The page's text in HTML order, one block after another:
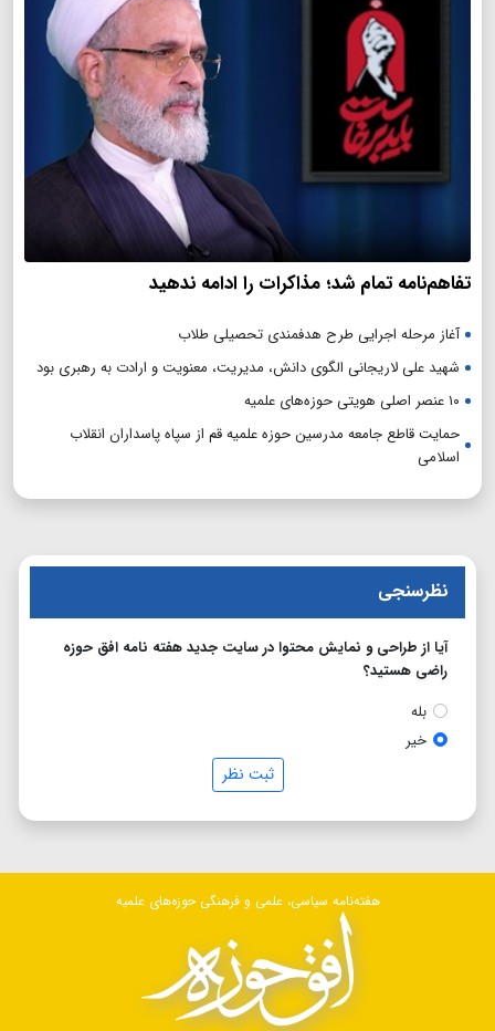
تفاهم‌نامه تمام شد؛ مذاکرات را ادامه ندهید
آغاز مرحله اجرایی طرح هدفمندی تحصیلی طلاب
شهید علی لاریجانی الگوی دانش، مدیریت، معنویت و ارادت به رهبری بود
۱۰ عنصر اصلی هویتی حوزه‌های علمیه
حمایت قاطع جامعه مدرسین حوزه علمیه قم از سپاه پاسداران انقلاب
اسلامی
نظرسنجی
آیا از طراحی و نمایش محتوا در سایت جدید هفته نامه افق حوزه
راضی هستید؟
بله
خیر
ثبت نظر
هفته‌نامه سیاسی، علمی و فرهنگی حوزه‌های علمیه